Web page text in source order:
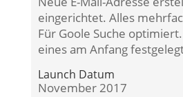
eingerichtet. Alles
Für Goole Suche
eines am Anfang
Launch Datum
November 2017